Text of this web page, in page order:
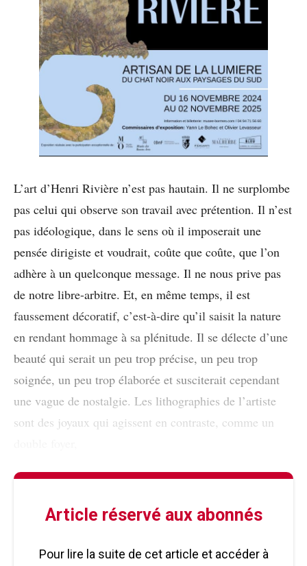
L’art d’Henri Rivière n’est pas hautain. Il ne surplombe
pas celui qui observe son travail avec prétention. Il n’est
pas idéologique, dans le sens où il imposerait une
pensée dirigiste et voudrait, coûte que coûte, que l’on
adhère à un quelconque message. Il ne nous prive pas
de notre libre-arbitre. Et, en même temps, il est
faussement décoratif, c’est-à-dire qu’il saisit la nature
en rendant hommage à sa plénitude. Il se délecte d’une
beauté qui serait un peu trop précise, un peu trop
soignée, un peu trop élaborée et susciterait cependant
une vague de nostalgie. Les lithographies de l’artiste
sont des joyaux qui agissent en contraste, comme un
Article réservé aux abonnés
Pour lire la suite de cet article et accéder à